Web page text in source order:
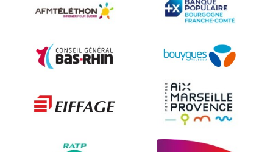
Accessories for road signs
Security and Urban furniture<
The deterrent techniques
Ville fleurie, village fleuri